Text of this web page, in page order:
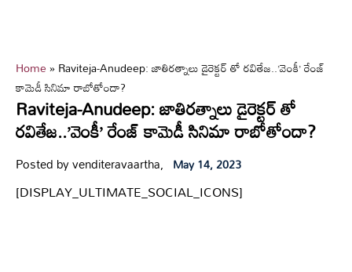
Home»Raviteja-Anudeep: జాతిరత్నాలు డైరెక్టర్ తో రవితేజ..’వెంకీ’ రేంజ్
కామెడీ సినిమా రాబోతోందా?
Raviteja-Anudeep: జాతిరత్నాలు డైరెక్టర్ తో
రవితేజ..’వెంకీ’ రేంజ్ కామెడీ సినిమా రాబోతోందా?
Posted by venditeravaartha, May 14, 2023
[DISPLAY_ULTIMATE_SOCIAL_ICONS]